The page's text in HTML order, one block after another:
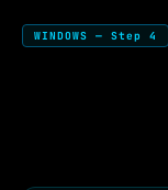
WINDOWS — Step 4